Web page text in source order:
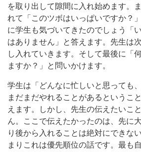
を取り出して隙間に入れ始めます。
れて「このツボはいっぱいですか？
に学生も気づいてきたのでしょう「
はありません」と答えます。先生は
し入れていきます。そして最後に「
ますか？」と問いかけます。
学生は「どんなに忙しいと思っても
まだまだやれることがあるというこ
えます。しかし、先生の伝えたいこ
ん。ここで伝えたかったのは、先に
り後から入れることは絶対にできな
まりこれは優先順位の話です。最も